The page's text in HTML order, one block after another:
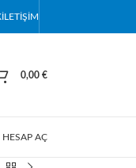
İLETIŞIM
0,00 €
HESAP AÇ